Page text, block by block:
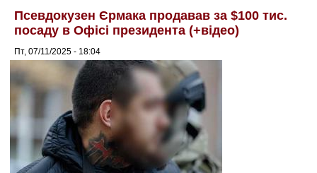
Псевдокузен Єрмака продавав за $100 тис.
посаду в Офісі президента (+відео)
Пт, 07/11/2025 - 18:04